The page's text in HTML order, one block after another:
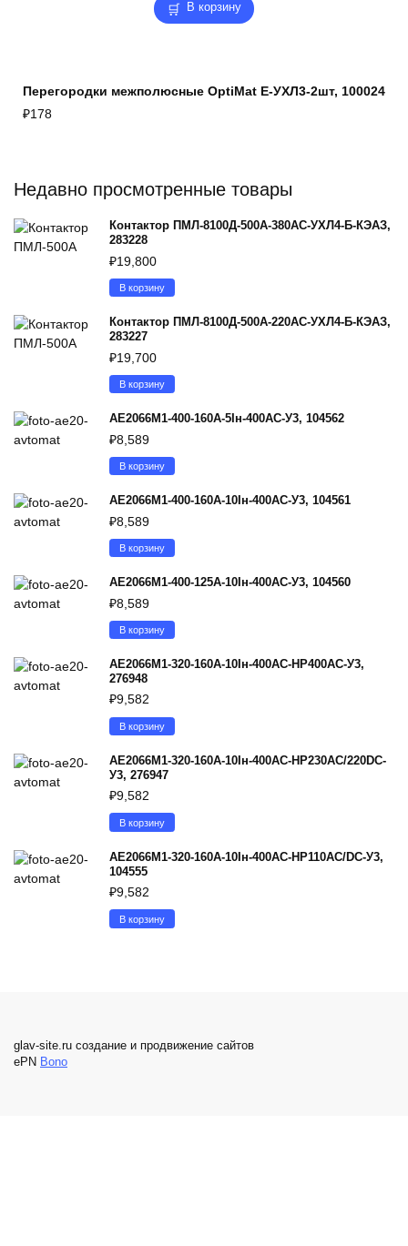
В корзину
Перегородки межполюсные OptiMat E-УХЛ3-2шт, 100024
₽178
Недавно просмотренные товары
Контактор ПМЛ-8100Д-500А-380AC-УХЛ4-Б-КЭАЗ,
283228
₽19,800
В корзину
Контактор ПМЛ-8100Д-500А-220AC-УХЛ4-Б-КЭАЗ,
283227
₽19,700
В корзину
АЕ2066М1-400-160А-5Iн-400AC-У3, 104562
₽8,589
В корзину
АЕ2066М1-400-160А-10Iн-400AC-У3, 104561
₽8,589
В корзину
АЕ2066М1-400-125А-10Iн-400AC-У3, 104560
₽8,589
В корзину
АЕ2066М1-320-160А-10Iн-400AC-НР400AC-У3,
276948
₽9,582
В корзину
АЕ2066М1-320-160А-10Iн-400AC-НР230AC/220DC-
У3, 276947
₽9,582
В корзину
АЕ2066М1-320-160А-10Iн-400AC-НР110AC/DC-У3,
104555
₽9,582
В корзину
glav-site.ru создание и продвижение сайтов
ePN Bono